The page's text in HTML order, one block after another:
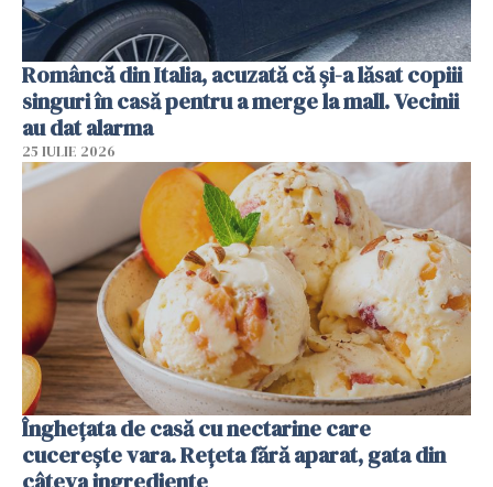
Româncă din Italia, acuzată că și-a lăsat copiii
singuri în casă pentru a merge la mall. Vecinii
au dat alarma
25 IULIE 2026
Înghețata de casă cu nectarine care
cucerește vara. Rețeta fără aparat, gata din